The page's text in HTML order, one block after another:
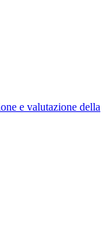
e valutazione della